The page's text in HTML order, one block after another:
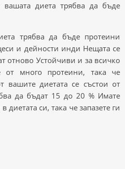
диета трябва да бъде
трябва да бъде протеини
и дейности инди Нещата се
отново Устойчиви и за всичко
от много протеини, така че
вашите диетата се състои от
да бъдат 15 до 20 % Имате
си, така че запазете ги